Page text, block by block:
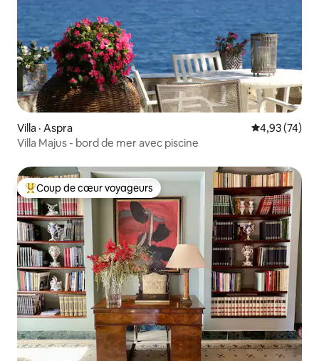
Villa · Aspra Note
4,93 (74)
Villa Majus - bord de mer avec piscine
Coup de cœur voyageurs parmi les plus aimés
Coup de cœur voyageurs